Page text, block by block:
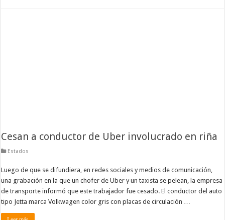
Cesan a conductor de Uber involucrado en riña
Estados
Luego de que se difundiera, en redes sociales y medios de comunicación,
una grabación en la que un chofer de Uber y un taxista se pelean, la empresa
de transporte informó que este trabajador fue cesado. El conductor del auto
tipo Jetta marca Volkwagen color gris con placas de circulación …